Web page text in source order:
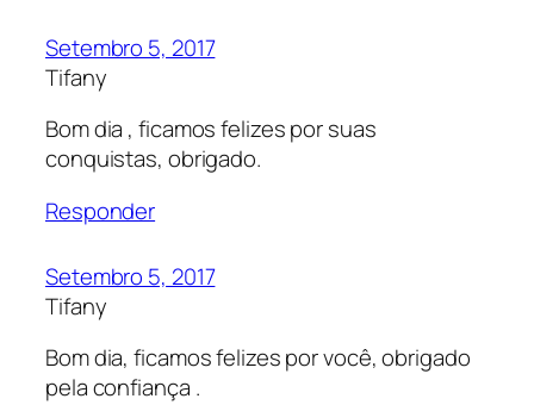
Setembro 5, 2017
Tifany
Bom dia , ficamos felizes por suas
conquistas, obrigado.
Responder
Setembro 5, 2017
Tifany
Bom dia, ficamos felizes por você, obrigado
pela confiança .